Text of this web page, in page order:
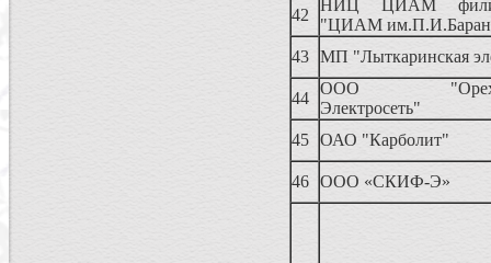
42
НИЦ ЦИАМ
"ЦИАМ
43 МП "Лыткаринская
44
ООО "Орехово-
Электросеть"
45 ОАО "Карболит"
46 ООО «СКИФ-Э»